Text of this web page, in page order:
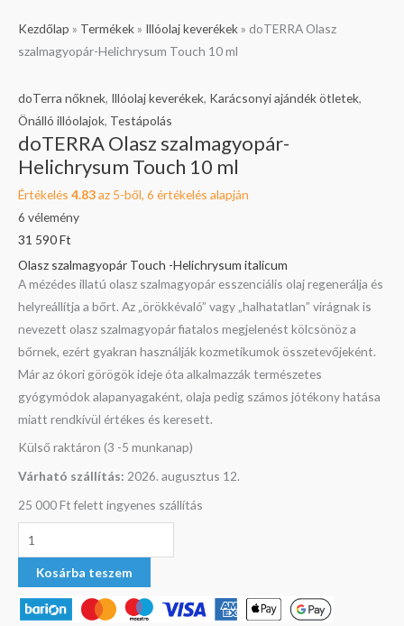
Kezdőlap » Termékek » Illóolaj keverékek » doTERRA Olasz
szalmagyopár-Helichrysum Touch 10 ml
doTerra nőknek, Illóolaj keverékek, Karácsonyi ajándék ötletek,
Önálló illóolajok, Testápolás
doTERRA Olasz szalmagyopár-
Helichrysum Touch 10 ml
Értékelés 4.83az 5-ből, 6 értékelés alapján
6 vélemény
31 590Ft
Olasz szalmagyopár Touch -Helichrysum italicum
A mézédes illatú olasz szalmagyopár esszenciális olaj regenerálja és
helyreállítja a bőrt. Az „örökkévaló” vagy „halhatatlan” virágnak is
nevezett olasz szalmagyopár fiatalos megjelenést kölcsönöz a
bőrnek, ezért gyakran használják kozmetikumok összetevőjeként.
Már az ókori görögök ideje óta alkalmazzák természetes
gyógymódok alapanyagaként, olaja pedig számos jótékony hatása
miatt rendkívül értékes és keresett.
Külső raktáron (3 -5 munkanap)
Várható szállítás: 2026. augusztus 12.
25 000 Ft felett ingyenes szállítás
doTERRA
Olasz
Helichrysum
Touch
10
ml
mennyiség
Kosárba teszem